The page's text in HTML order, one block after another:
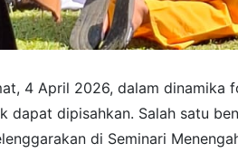
4 April 2026, dalam dinamika
dapat dipisahkan. Salah satu
di Seminari